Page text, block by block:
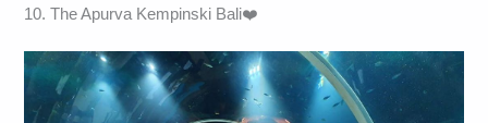
10. The Apurva Kempinski Bali❤️